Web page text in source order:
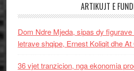
ARTIKUJT E
Dom Ndre Mjeda, sipas dy
letrave shqipe, Ernest Koliqit dhe
36 vjet tranzicion, nga ekonomia